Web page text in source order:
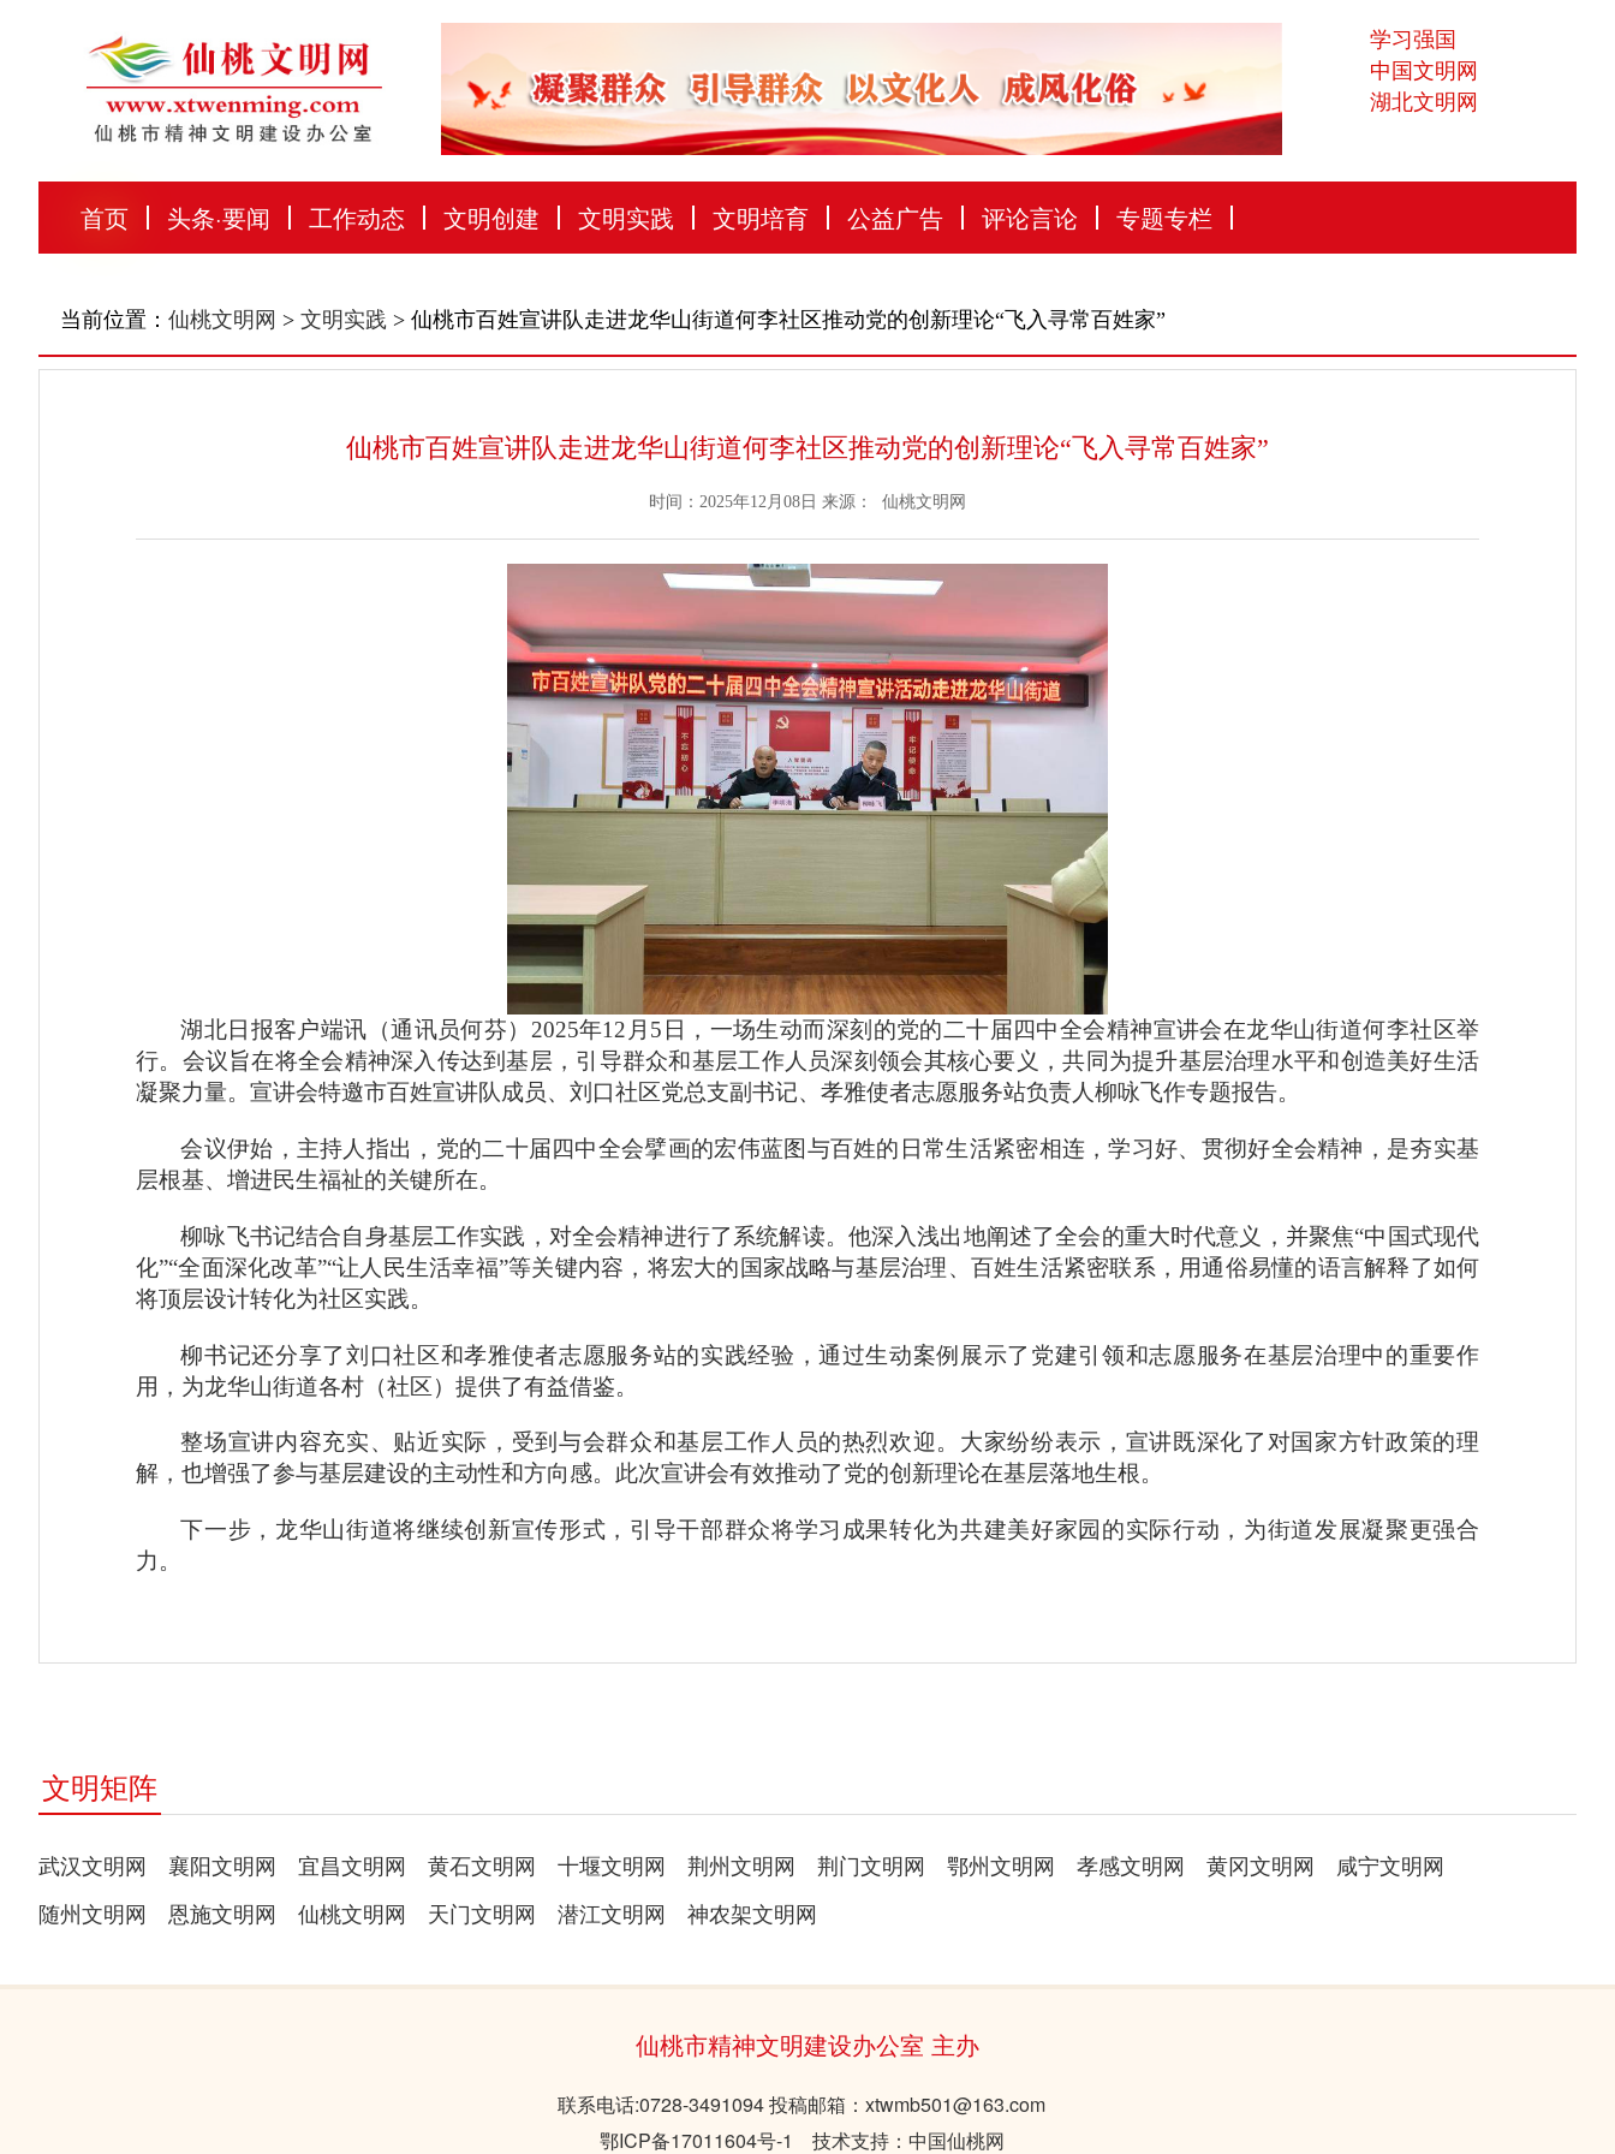
学习强国
中国文明网
湖北文明网
首页 头条·要闻 工作动态 文明创建 文明实践 文明培育 公益广告 评论言论 专题专栏
当前位置： 仙桃文明网 > 文明实践 > 仙桃市百姓宣讲队走进龙华山街道何李社区推动党的创新理论“飞入寻常百姓家”
仙桃市百姓宣讲队走进龙华山街道何李社区推动党的创新理论“飞入寻常百姓家”
时间：2025年12月08日 来源： 仙桃文明网
湖北日报客户端讯（通讯员何芬） 2025年12月5日，一场生动而深刻的党的二十届四中全会精神宣讲会在龙华山街道何李社区举
行。会议旨在将全会精神深入传达到基层，引导群众和基层工作人员深刻领会其核心要义，共同为提升基层治理水平和创造美好生活
凝聚力量。宣讲会特邀市百姓宣讲队成员、刘口社区党总支副书记、孝雅使者志愿服务站负责人柳咏飞作专题报告。
会议伊始，主持人指出，党的二十届四中全会擘画的宏伟蓝图与百姓的日常生活紧密相连，学习好、贯彻好全会精神，是夯实基
层根基、增进民生福祉的关键所在。
柳咏飞书记结合自身基层工作实践，对全会精神进行了系统解读。他深入浅出地阐述了全会的重大时代意义，并聚焦“中国式现代
化”“全面深化改革”“让人民生活幸福”等关键内容，将宏大的国家战略与基层治理、百姓生活紧密联系，用通俗易懂的语言解释了如何
将顶层设计转化为社区实践。
柳书记还分享了刘口社区和孝雅使者志愿服务站的实践经验，通过生动案例展示了党建引领和志愿服务在基层治理中的重要作
用，为龙华山街道各村（社区）提供了有益借鉴。
整场宣讲内容充实、贴近实际，受到与会群众和基层工作人员的热烈欢迎。大家纷纷表示，宣讲既深化了对国家方针政策的理
解，也增强了参与基层建设的主动性和方向感。此次宣讲会有效推动了党的创新理论在基层落地生根。
下一步，龙华山街道将继续创新宣传形式，引导干部群众将学习成果转化为共建美好家园的实际行动，为街道发展凝聚更强合
力。
文明矩阵
武汉文明网 襄阳文明网 宜昌文明网 黄石文明网 十堰文明网 荆州文明网 荆门文明网 鄂州文明网 孝感文明网 黄冈文明网
咸宁文明网
随州文明网
恩施文明网 仙桃文明网 天门文明网 潜江文明网 神农架文明网
仙桃市精神文明建设办公室 主办
联系电话:0728-3491094 投稿邮箱：xtwmb501@163.com
鄂ICP备17011604号-1 技术支持：中国仙桃网